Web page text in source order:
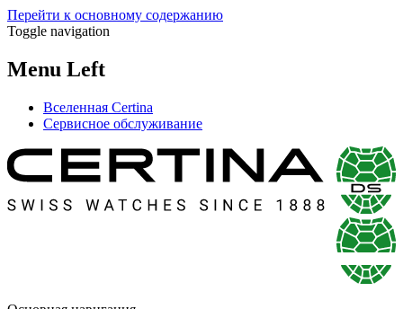
Перейти к основному содержанию
Toggle navigation
Menu Left
Вселенная Certina
Сервисное обслуживание